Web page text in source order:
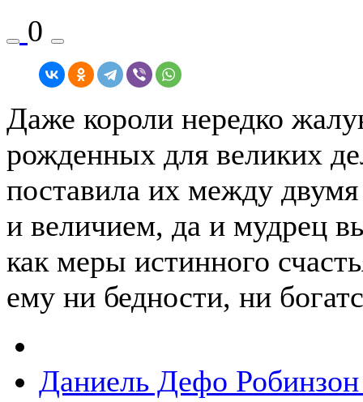
0
Даже короли нередко
рожденных для великих
поставила их между
и величием, да и мудрец
как меры истинного
ему ни бедности, ни
Даниель Дефо